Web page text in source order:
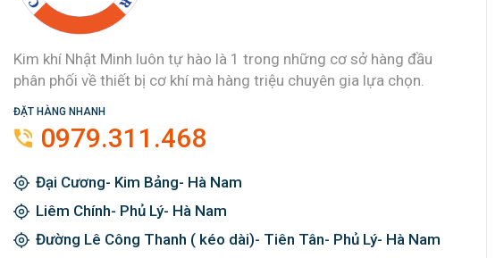
Kim khí Nhật Minh luôn tự hào là 1 trong những cơ sở hàng đầu
phân phối về thiết bị cơ khí mà hàng triệu chuyên gia lựa chọn.
ĐẶT HÀNG NHANH
0979.311.468
Đại Cương- Kim Bảng- Hà Nam
Liêm Chính- Phủ Lý- Hà Nam
Đường Lê Công Thanh ( kéo dài)- Tiên Tân- Phủ Lý- Hà Nam